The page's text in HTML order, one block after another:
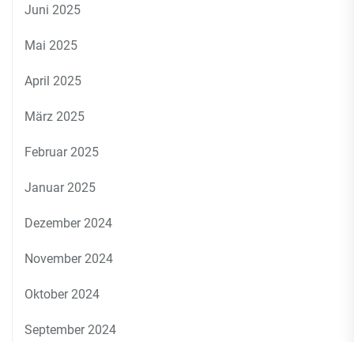
Juni 2025
Mai 2025
April 2025
März 2025
Februar 2025
Januar 2025
Dezember 2024
November 2024
Oktober 2024
September 2024